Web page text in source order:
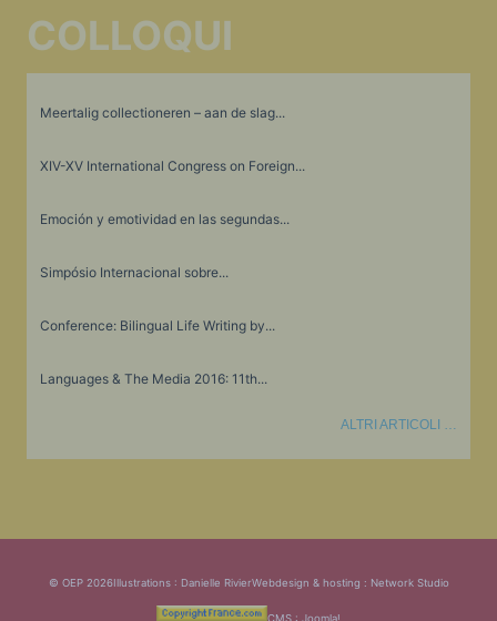
COLLOQUI
Meertalig collectioneren – aan de slag...
XIV-XV International Congress on Foreign...
Emoción y emotividad en las segundas...
Simpósio Internacional sobre...
Conference: Bilingual Life Writing by...
Languages & The Media 2016: 11th...
ALTRI ARTICOLI …
© OEP 2026Illustrations : Danielle RivierWebdesign & hosting : Network Studio
CMS : Joomla!